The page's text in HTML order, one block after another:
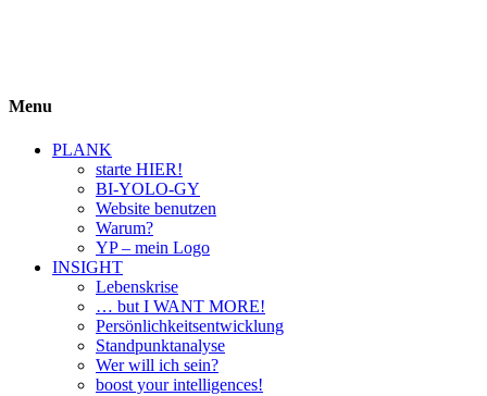
Menu
PLANK
starte HIER!
BI-YOLO-GY
Website benutzen
Warum?
YP – mein Logo
INSIGHT
Lebenskrise
… but I WANT MORE!
Persönlichkeitsentwicklung
Standpunktanalyse
Wer will ich sein?
boost your intelligences!